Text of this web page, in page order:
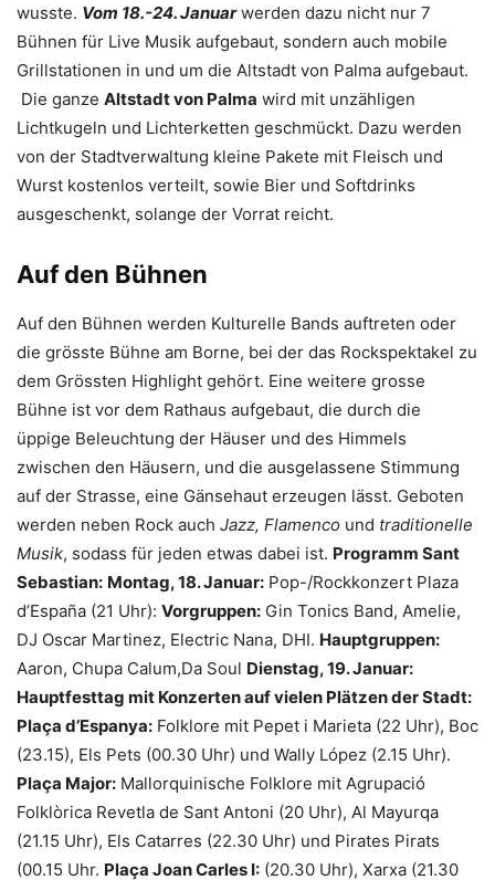
wusste. Vom 18.-24. Januarwerden dazu nicht nur 7
Bühnen für Live Musik aufgebaut, sondern auch mobile
Grillstationen in und um die Altstadt von Palma aufgebaut.
Die ganze Altstadt von Palma wird mit unzähligen
Lichtkugeln und Lichterketten geschmückt. Dazu werden
von der Stadtverwaltung kleine Pakete mit Fleisch und
Wurst kostenlos verteilt, sowie Bier und Softdrinks
ausgeschenkt, solange der Vorrat reicht.
Auf den Bühnen
Auf den Bühnen werden Kulturelle Bands auftreten oder
die grösste Bühne am Borne, bei der das Rockspektakel zu
dem Grössten Highlight gehört. Eine weitere grosse
Bühne ist vor dem Rathaus aufgebaut, die durch die
üppige Beleuchtung der Häuser und des Himmels
zwischen den Häusern, und die ausgelassene Stimmung
auf der Strasse, eine Gänsehaut erzeugen lässt. Geboten
werden neben Rock auch Jazz, Flamenco und traditionelle
Musik, sodass für jeden etwas dabei ist. Programm Sant
Sebastian: Montag, 18. Januar: Pop-/Rockkonzert Plaza
d’España (21 Uhr): Vorgruppen: Gin Tonics Band, Amelie,
DJ Oscar Martinez, Electric Nana, DHI. Hauptgruppen:
Aaron, Chupa Calum,Da Soul Dienstag, 19. Januar:
Hauptfesttag mit Konzerten auf vielen Plätzen der Stadt:
Plaça d’Espanya: Folklore mit Pepet i Marieta (22 Uhr), Boc
(23.15), Els Pets (00.30 Uhr) und Wally López (2.15 Uhr).
Plaça Major: Mallorquinische Folklore mit Agrupació
Folklòrica Revetla de Sant Antoni (20 Uhr), Al Mayurqa
(21.15 Uhr), Els Catarres (22.30 Uhr) und Pirates Pirats
(00.15 Uhr. Plaça Joan Carles I: (20.30 Uhr), Xarxa (21.30